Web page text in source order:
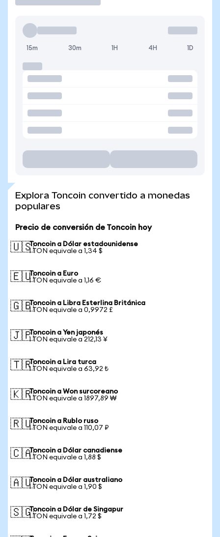
15m 30m 1H 4H 1D
Explora Toncoin convertido a monedas
populares
Precio de conversión de Toncoin hoy
🇺🇸Toncoin a Dólar estadounidense
1 TON equivale a 1,34 $
🇪🇺Toncoin a Euro
1 TON equivale a 1,16 €
🇬🇧Toncoin a Libra Esterlina Británica
1 TON equivale a 0,9972 £
🇯🇵Toncoin a Yen japonés
1 TON equivale a 212,13 ¥
🇹🇷Toncoin a Lira turca
1 TON equivale a 63,92 ₺
🇰🇷Toncoin a Won surcoreano
1 TON equivale a 1897,89 ₩
🇷🇺Toncoin a Rublo ruso
1 TON equivale a 110,07 ₽
🇨🇦Toncoin a Dólar canadiense
1 TON equivale a 1,88 $
🇦🇺Toncoin a Dólar australiano
1 TON equivale a 1,90 $
🇸🇬Toncoin a Dólar de Singapur
1 TON equivale a 1,72 $